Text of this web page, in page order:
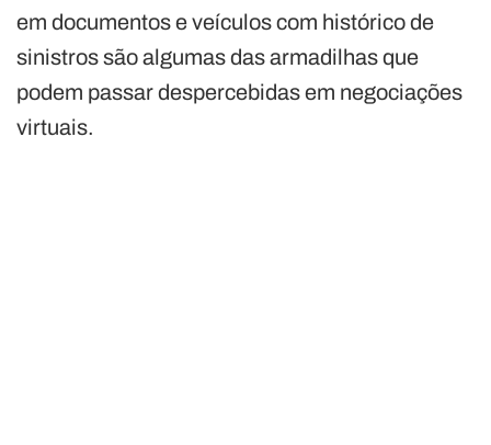
em documentos e veículos com histórico de
sinistros são algumas das armadilhas que
podem passar despercebidas em negociações
virtuais.